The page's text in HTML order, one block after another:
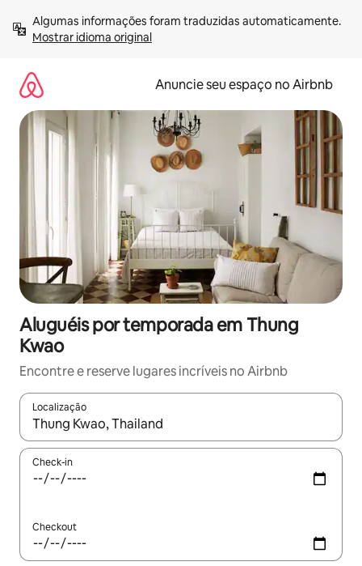
para
Mostrar idioma original
Anuncie seu espaço no Airbnb
Aluguéis por temporada em Thung
Kwao
Encontre e reserve lugares incríveis no Airbnb
Localização
Quando os resultados estiverem disponíveis, explore-os
Check-in
Checkout